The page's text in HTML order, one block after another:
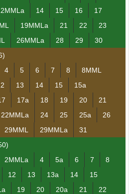
14 15 16
17
19MMLa 21 22
23
26MMLa 28 29
30
4 5 6 7 8
8MML
13 14 15
15a
17a 18 19 20
21
22MMLa 24 25 25a
26
29MML 29MMLa
31
2MMLa 4 5a 6 7
8
12 13 13a 14
15
19 20 20a 21
22